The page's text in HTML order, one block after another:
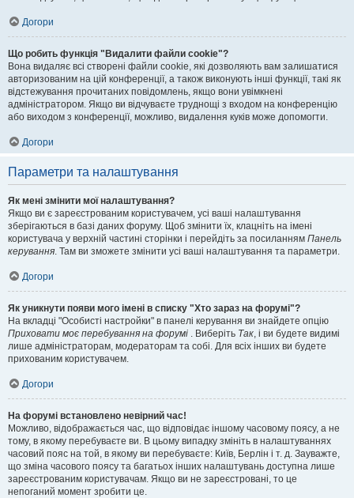
Догори
Що робить функція "Видалити файли cookie"?
Вона видаляє всі створені файли cookie, які дозволяють вам залишатися
авторизованим на цій конференції, а також виконують інші функції, такі як
відстежування прочитаних повідомлень, якщо вони увімкнені
адміністратором. Якщо ви відчуваєте труднощі з входом на конференцію
або виходом з конференції, можливо, видалення куків може допомогти.
Догори
Параметри та налаштування
Як мені змінити мої налаштування?
Якщо ви є зареєстрованим користувачем, усі ваші налаштування
зберігаються в базі даних форуму. Щоб змінити їх, клацніть на імені
користувача у верхній частині сторінки і перейдіть за посиланням Панель
керування. Там ви зможете змінити усі ваші налаштування та параметри.
Догори
Як уникнути появи мого імені в списку "Хто зараз на форумі"?
На вкладці "Особисті настройки" в панелі керування ви знайдете опцію
Приховати моє перебування на форумі . Виберіть Так, і ви будете видимі
лише адміністраторам, модераторам та собі. Для всіх інших ви будете
прихованим користувачем.
Догори
На форумі встановлено невірний час!
Можливо, відображається час, що відповідає іншому часовому поясу, а не
тому, в якому перебуваєте ви. В цьому випадку змініть в налаштуваннях
часовий пояс на той, в якому ви перебуваєте: Київ, Берлін і т. д. Зауважте,
що зміна часового поясу та багатьох інших налаштувань доступна лише
зареєстрованим користувачам. Якщо ви не зареєстровані, то це
непоганий момент зробити це.